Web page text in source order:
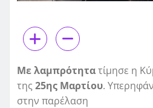
Με λαμπρότητατίμησε η
της 25ης Μαρτίου.
στην παρέλαση